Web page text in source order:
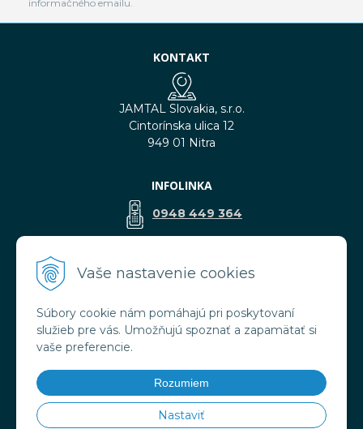
Vaše nastavenie cookies
Súbory cookie nám pomáhajú pri poskytovaní
služieb pre vás. Umožňujú spoznať a zapamätať si
vaše preferencie.
Rozumiem
Nastaviť
informačného emailu.
KONTAKT
JAMTAL Slovakia, s.r.o.
Cintorínska ulica 12
949 01 Nitra
INFOLINKA
0948 449 364
VŠETKO O NÁKUPE
Obchodné podmienky
Doprava a platba
Ochrana osobných údajov